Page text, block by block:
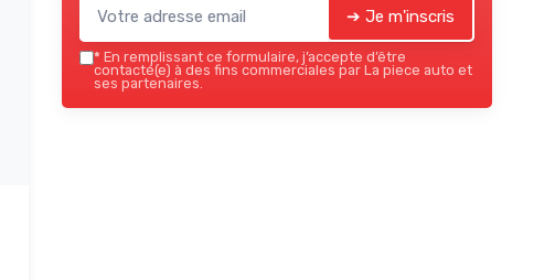
➔ Je m'inscris
* En remplissant ce formulaire, j’accepte d’être
contacté(e) à des fins commerciales par La piece auto et
ses partenaires.